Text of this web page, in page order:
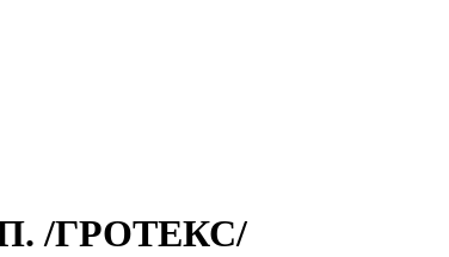
/ГРОТЕКС/